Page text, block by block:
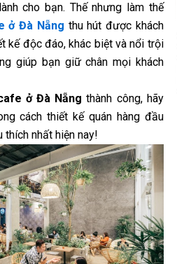
cho bạn. Thế nhưng làm thế
ở Đà Nẵng thu hút được khách
kế độc đáo, khác biệt và nổi trội
giúp bạn giữ chân mọi khách
ở Đà Nẵng thành công, hãy
cách thiết kế quán hàng đầu
nhất hiện nay!